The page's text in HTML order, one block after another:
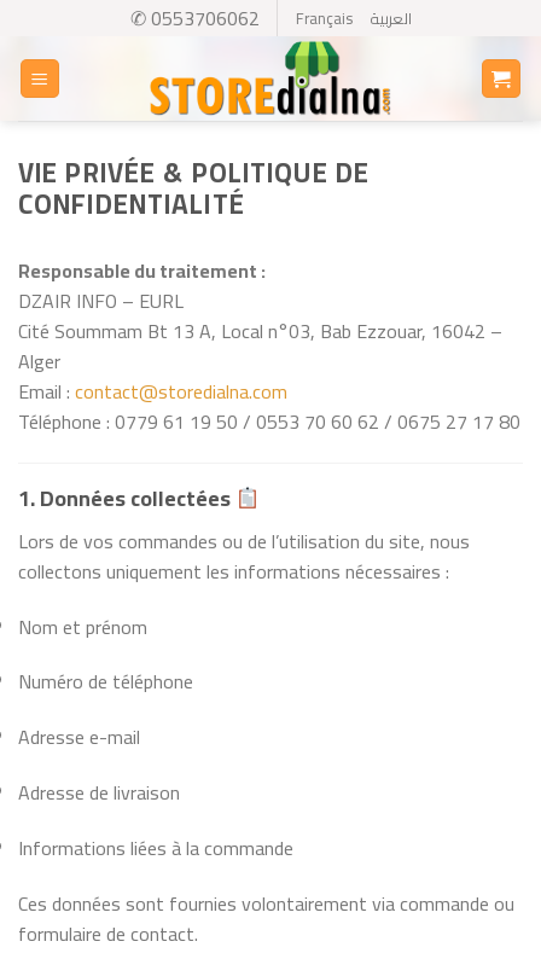
content
✆ 0553706062 Français العربية
VIE PRIVÉE & POLITIQUE DE
CONFIDENTIALITÉ
Responsable du traitement :
DZAIR INFO – EURL
Cité Soummam Bt 13 A, Local n°03, Bab Ezzouar, 16042 –
Alger
Email :contact@storedialna.com
Téléphone : 0779 61 19 50 / 0553 70 60 62 / 0675 27 17 80
1. Données collectées
Lors de vos commandes ou de l’utilisation du site, nous
collectons uniquement les informations nécessaires :
Nom et prénom
Numéro de téléphone
Adresse e-mail
Adresse de livraison
Informations liées à la commande
Ces données sont fournies volontairement via commande ou
formulaire de contact.